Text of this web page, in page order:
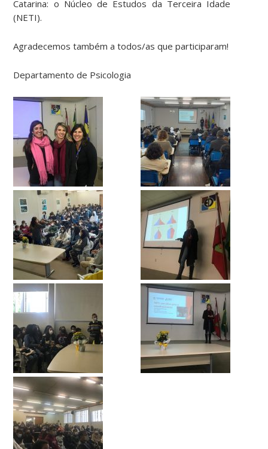
Catarina: o Núcleo de Estudos da Terceira Idade
(NETI).
Agradecemos também a todos/as que participaram!
Departamento de Psicologia